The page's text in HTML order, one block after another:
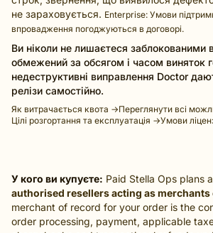
не зараховується. Enterprise: Умови
впровадження погоджуються в договорі.
Ви ніколи не лишаєтеся заблокованими
обмежений за обсягом і часом виняток
недеструктивні виправлення Doctor
релізи самостійно.
Як витрачається квота →Переглянути всі
Цілі розгортання та експлуатація →Умови
У кого ви купуєте: Paid Stella Ops plans
authorised resellers acting as
merchant of record for your order is the
order processing, payment, applicable